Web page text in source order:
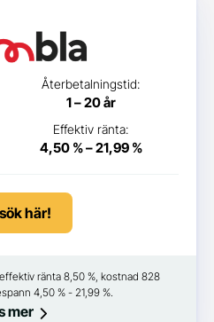
Återbetalningstid:
1 – 20 år
Effektiv ränta:
4,50 % – 21,99 %
här!
ränta 8,50 %, kostnad 828
4,50 % - 21,99 %.
mer